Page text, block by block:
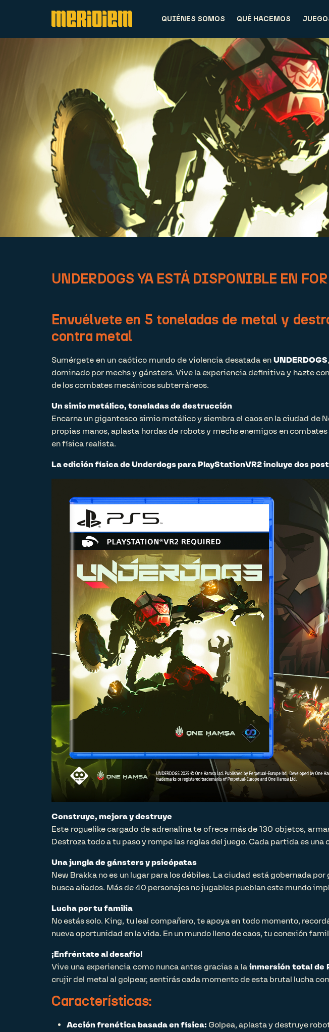
QUIÉNES SOMOS QUÉ HACEMOS
UNDERDOGS YA ESTÁ DISPONIBLE EN
Envuélvete en 5 toneladas de metal y
contra metal
Sumérgete en un caótico mundo de violencia desatada en UNDERDOGS
dominado por mechs y gánsters. Vive la experiencia definitiva y hazte
de los combates mecánicos subterráneos.
Un simio metálico, toneladas de destrucción
Encarna un gigantesco simio metálico y siembra el caos en la ciudad de
propias manos, aplasta hordas de robots y mechs enemigos en
en física realista.
La edición física de Underdogs para PlayStationVR2 incluye dos
Construye, mejora y destruye
Este roguelike cargado de adrenalina te ofrece más de 130 objetos,
Destroza todo a tu paso y rompe las reglas del juego. Cada partida es
Una jungla de gánsters y psicópatas
New Brakka no es un lugar para los débiles. La ciudad está gobernada
busca aliados. Más de 40 personajes no jugables pueblan este mundo
Lucha por tu familia
No estás solo. King, tu leal compañero, te apoya en todo momento,
nueva oportunidad en la vida. En un mundo lleno de caos, tu conexión
¡Enfréntate al desafío!
Vive una experiencia como nunca antes gracias a la inmersión total de
crujir del metal al golpear, sentirás cada momento de esta brutal lucha
Características:
Acción frenética basada en física: Golpea, aplasta y destruye